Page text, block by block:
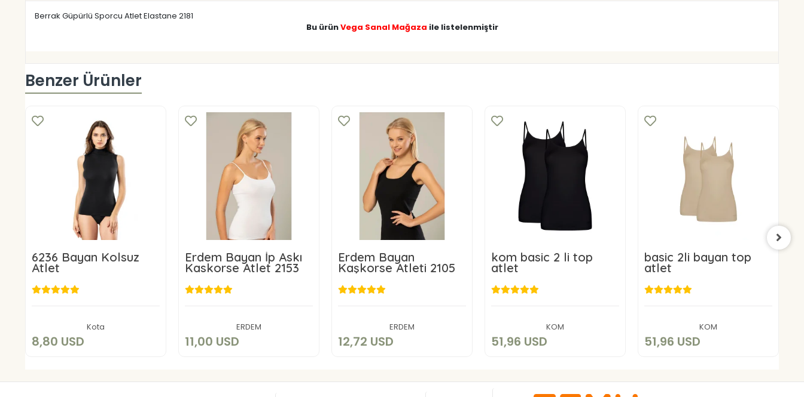
Berrak Güpürlü Sporcu Atlet Elastane 2181
Bu ürünVega Sanal Mağaza ile listelenmiştir
Benzer Ürünler
6236 Bayan Kolsuz
Atlet
Kota
8,80 USD
Sepete Ekle
Erdem Bayan İp Askı
Kaskorse Atlet 2153
ERDEM
11,00 USD
Sepete Ekle
Erdem Bayan
Kaşkorse Atleti 2105
ERDEM
12,72 USD
Sepete Ekle
kom basic 2 li top
atlet
KOM
51,96 USD
Sepete Ekle
basic 2li bayan top
atlet
KOM
51,96 USD
Sepete Ekle